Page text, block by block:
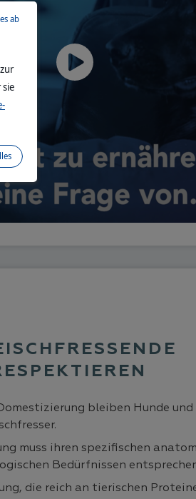
bleiben Hunde und
muss ihren spezifischen
Bedürfnissen
die reich an tierischen
ab